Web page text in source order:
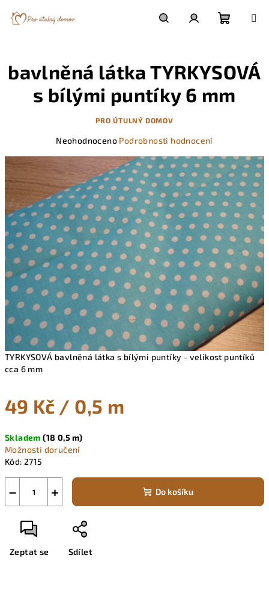
košík
TYRKYSOVÁ bavlněná látka s bílými puntíky - velikost puntíků
cca 6 mm
49 Kč / 0,5 m
cena:
Skladem(18 0,5 m)
Možnosti doručení
Kód: 2715
+
− Do košíku
Zeptat se Sdílet
bavlněná látka TYRKYSOVÁ
s bílými puntíky 6 mm
PRO ÚTULNÝ DOMOV
Průměrné
produktu
je
0,0
z
5
hvězdiček.
Neohodnoceno Podrobnosti hodnocení